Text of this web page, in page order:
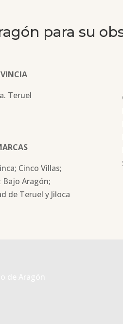
para su
Teruel
Cinco Villas;
Bajo Aragón;
de Teruel y Jiloca